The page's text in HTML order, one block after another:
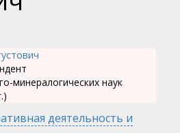
минералогических наук
деятельность и